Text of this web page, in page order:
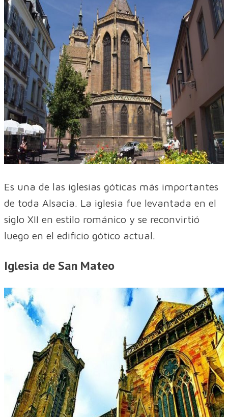
Es una de las iglesias góticas más importantes
de toda Alsacia. La iglesia fue levantada en el
siglo XII en estilo románico y se reconvirtió
luego en el edificio gótico actual.
Iglesia de San Mateo